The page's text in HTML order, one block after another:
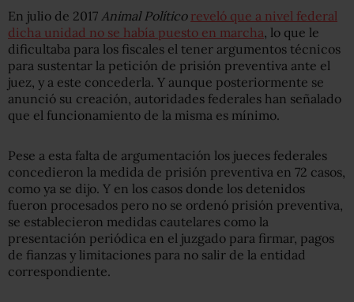
En julio de 2017 Animal Político reveló que a nivel federal
dicha unidad no se había puesto en marcha , lo que le
dificultaba para los fiscales el tener argumentos técnicos
para sustentar la petición de prisión preventiva ante el
juez, y a este concederla. Y aunque posteriormente se
anunció su creación, autoridades federales han señalado
que el funcionamiento de la misma es mínimo.
Pese a esta falta de argumentación los jueces federales
concedieron la medida de prisión preventiva en 72 casos,
como ya se dijo. Y en los casos donde los detenidos
fueron procesados pero no se ordenó prisión preventiva,
se establecieron medidas cautelares como la
presentación periódica en el juzgado para firmar, pagos
de fianzas y limitaciones para no salir de la entidad
correspondiente.